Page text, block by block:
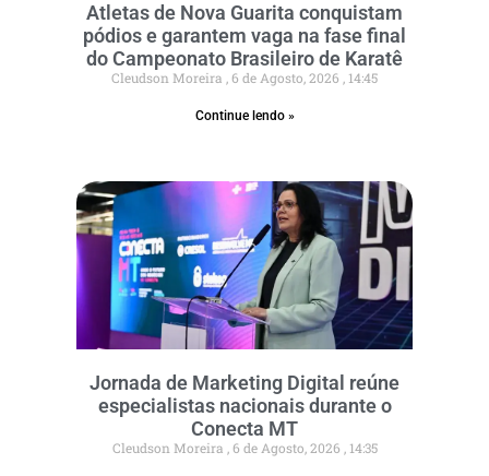
Atletas de Nova Guarita conquistam
pódios e garantem vaga na fase final
do Campeonato Brasileiro de Karatê
Cleudson Moreira 6 de Agosto, 2026 14:45
Continue lendo »
Jornada de Marketing Digital reúne
especialistas nacionais durante o
Conecta MT
Cleudson Moreira 6 de Agosto, 2026 14:35